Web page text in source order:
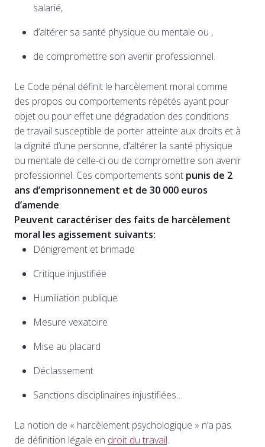
salarié,
d’altérer sa santé physique ou mentale ou ,
de compromettre son avenir professionnel.
Le Code pénal définit le harcèlement moral comme
des propos ou comportements répétés ayant pour
objet ou pour effet une dégradation des conditions
de travail susceptible de porter atteinte aux droits et à
la dignité d’une personne, d’altérer la santé physique
ou mentale de celle-ci ou de compromettre son avenir
professionnel. Ces comportements sont punis de 2
ans d’emprisonnement et de 30 000 euros
d’amende.
Peuvent caractériser des faits de harcèlement
moral les agissement suivants:
Dénigrement et brimade
Critique injustifiée
Humiliation publique
Mesure vexatoire
Mise au placard
Déclassement
Sanctions disciplinaires injustifiées…
La notion de « harcèlement psychologique » n’a pas
de définition légale en droit du travail.